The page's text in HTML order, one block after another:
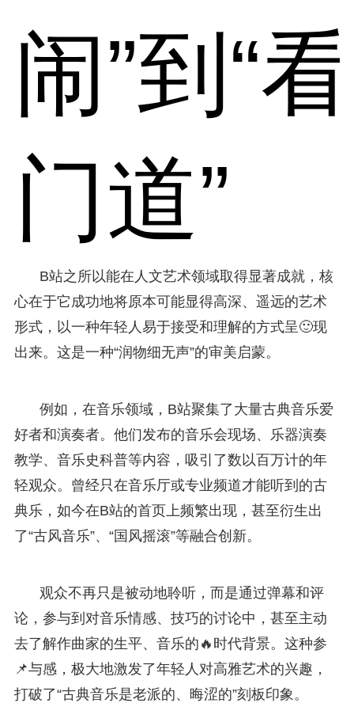
闹”到“看
门道”
B站之所以能在人文艺术领域取得显著成就，核
心在于它成功地将原本可能显得高深、遥远的艺术
形式，以一种年轻人易于接受和理解的方式呈🙂现
出来。这是一种“润物细无声”的审美启蒙。
例如，在音乐领域，B站聚集了大量古典音乐爱
好者和演奏者。他们发布的音乐会现场、乐器演奏
教学、音乐史科普等内容，吸引了数以百万计的年
轻观众。曾经只在音乐厅或专业频道才能听到的古
典乐，如今在B站的首页上频繁出现，甚至衍生出
了“古风音乐”、“国风摇滚”等融合创新。
观众不再只是被动地聆听，而是通过弹幕和评
论，参与到对音乐情感、技巧的讨论中，甚至主动
去了解作曲家的生平、音乐的🔥时代背景。这种参
📌与感，极大地激发了年轻人对高雅艺术的兴趣，
打破了“古典音乐是老派的、晦涩的”刻板印象。